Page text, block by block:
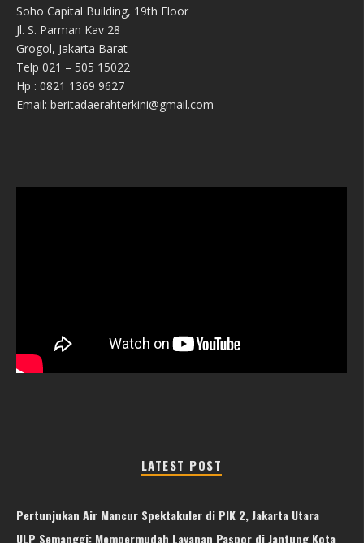
Soho Capital Building, 19th Floor
Jl. S. Parman Kav 28
Grogol, Jakarta Barat
Telp 021 – 505 15022
Hp : 0821 1369 9627
Email: beritadaerahterkini@gmail.com
LATEST POST
Pertunjukan Air Mancur Spektakuler di PIK 2, Jakarta Utara
ULP Semanggi: Mempermudah Layanan Paspor di Jantung Kota